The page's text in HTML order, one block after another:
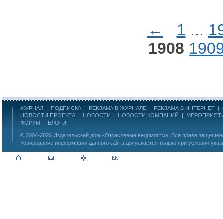
← 1 ...
1908
ЖУРНАЛ | ПОДПИСКА | РЕКЛАМА В ЖУРНАЛЕ | РЕКЛАМА В ИНТЕРНЕТ |
НОВОСТИ ПРОЕКТА | НОВОСТИ | НОВОСТИ КОМПАНИЙ |
ФОРУМ | БЛОГИ
© 2004-2026 Издательский дом «Отраслевые ведомости» . Все права
Копирование информации данного сайта допускается только при условии